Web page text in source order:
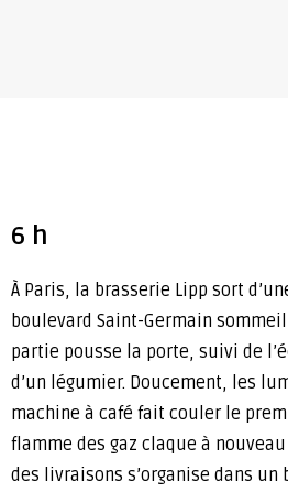
6 h
À Paris, la brasserie Lipp sort
boulevard Saint-Germain
partie pousse la porte, suivi de
d’un légumier. Doucement, les
machine à café fait couler le
flamme des gaz claque à
des livraisons s’organise dans un